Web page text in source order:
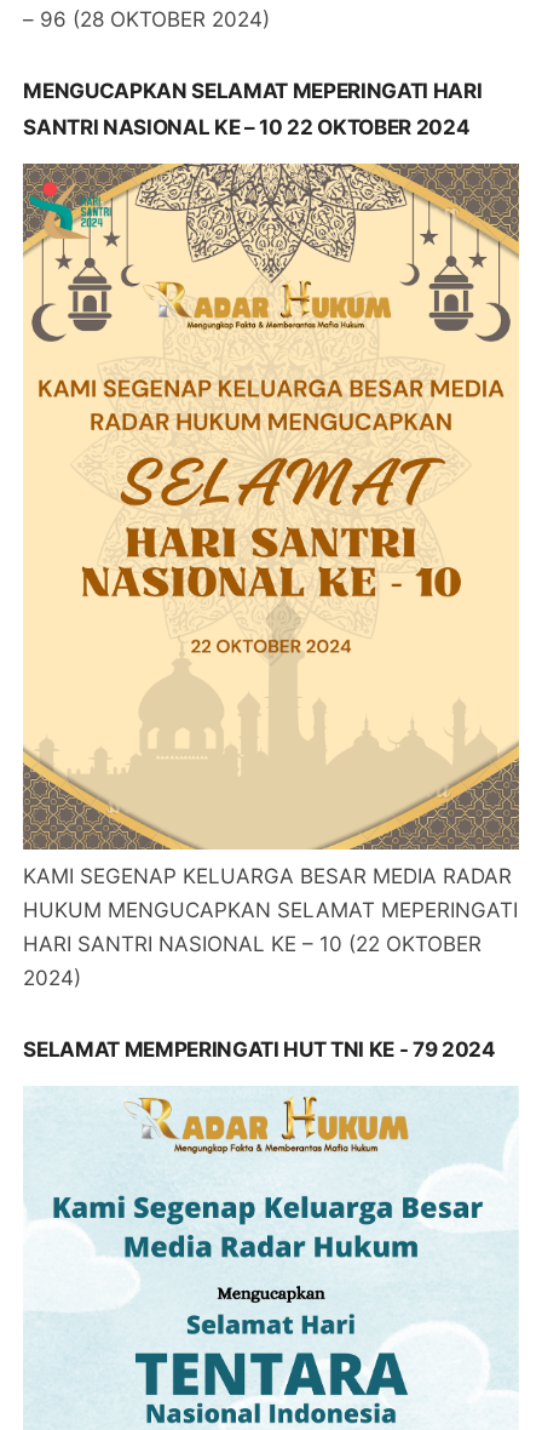
– 96 (28 OKTOBER 2024)
MENGUCAPKAN SELAMAT MEPERINGATI HARI
SANTRI NASIONAL KE – 10 22 OKTOBER 2024
KAMI SEGENAP KELUARGA BESAR MEDIA RADAR
HUKUM MENGUCAPKAN SELAMAT MEPERINGATI
HARI SANTRI NASIONAL KE – 10 (22 OKTOBER
2024)
SELAMAT MEMPERINGATI HUT TNI KE - 79 2024